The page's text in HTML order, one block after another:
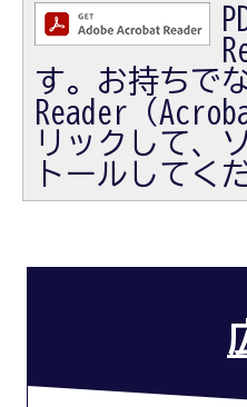
す。お持ちで
Reader（
リックして、
トールしてく